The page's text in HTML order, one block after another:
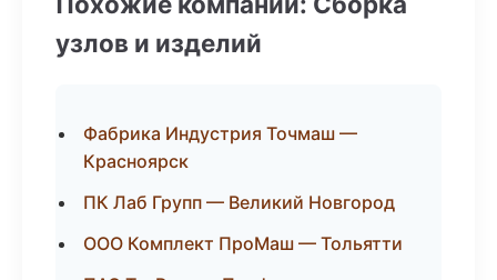
узлов и изделий
Фабрика Индустрия Точмаш —
Красноярск
ПК Лаб Групп — Великий Новгород
ООО Комплект ПроМаш — Тольятти